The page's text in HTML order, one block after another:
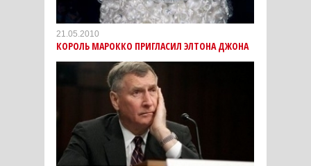
21.05.2010
КОРОЛЬ МАРОККО ПРИГЛАСИЛ ЭЛТОНА ДЖОНА